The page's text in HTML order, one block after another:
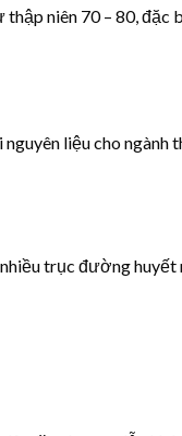
niên 70 – 80, đặc
liệu cho ngành
trục đường huyết